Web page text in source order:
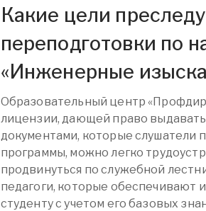
Какие цели
переподготовки по
«Инженерные
Образовательный центр
лицензии, дающей право
документами, которые слушатели
программы, можно легко
продвинуться по служебной
педагоги, которые обеспечивают
студенту с учетом его базовых